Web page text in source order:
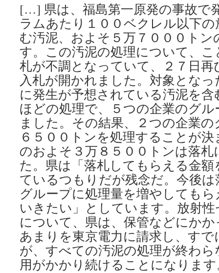
[…] 県は、福島第一原発の事故で
ラムあたり１００ベクレル以下
む汚泥、およそ５万７０００ト
す。この汚泥の処理について、
札が不調となっていて、２７日再
入札が開かれました。対象とな
に発生が予想されている汚泥を
ほどの処理で、５つの企業のグ
ました。その結果、２つの企業
６５００トンを処理することが
のおよそ３万８５００トンは落
た。県は「落札してもらえる金
ているつもりだが残念だ。今後
グループに処理量を増やしても
いきたい」としています。放射
について、県は、保管などにか
あまりを東京電力に請求し、す
が、すべての汚泥の処理が終わ
用がかかり続けることになります